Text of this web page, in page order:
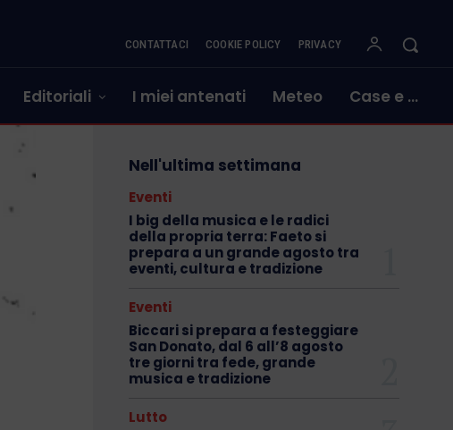
CONTATTACI COOKIE POLICY PRIVACY
Editoriali I miei antenati Meteo Case e …
Nell'ultima settimana
Eventi
I big della musica e le radici
della propria terra: Faeto si
prepara a un grande agosto tra
eventi, cultura e tradizione
Eventi
Biccari si prepara a festeggiare
San Donato, dal 6 all’8 agosto
tre giorni tra fede, grande
musica e tradizione
Lutto